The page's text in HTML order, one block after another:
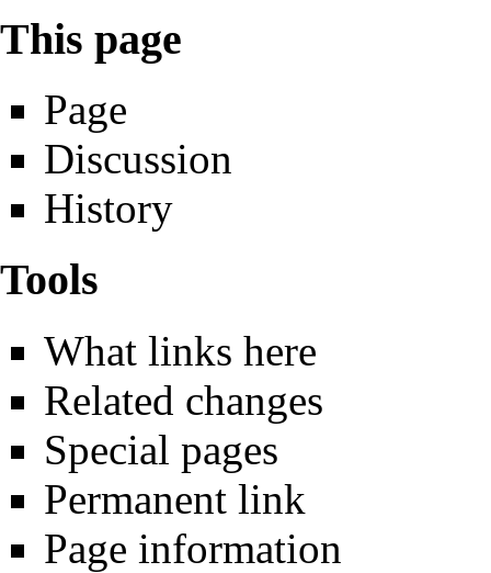
This page
Page
Discussion
History
Tools
What links here
Related changes
Special pages
Permanent link
Page information